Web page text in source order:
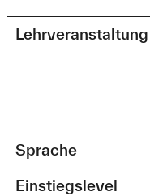
Lehrveranstaltung
Sprache
Einstiegslevel